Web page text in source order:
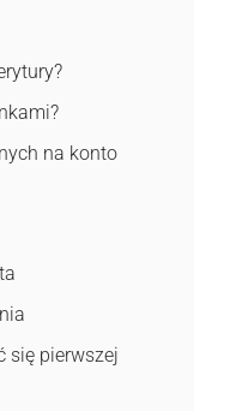
na konto
się pierwszej